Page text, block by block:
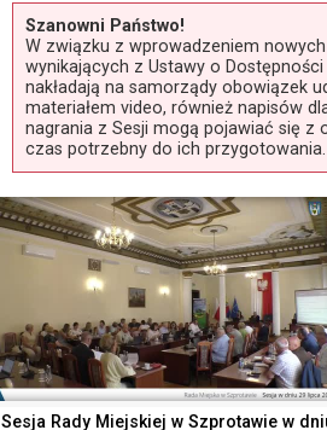
Szanowni Państwo!
W związku z wprowadzeniem
wynikających z Ustawy o
nakładają na samorządy obowiązek
materiałem video, również napisów
nagrania z Sesji mogą pojawiać się z
czas potrzebny do ich przygotowania.
Rady Miejskiej w Szprotawie w